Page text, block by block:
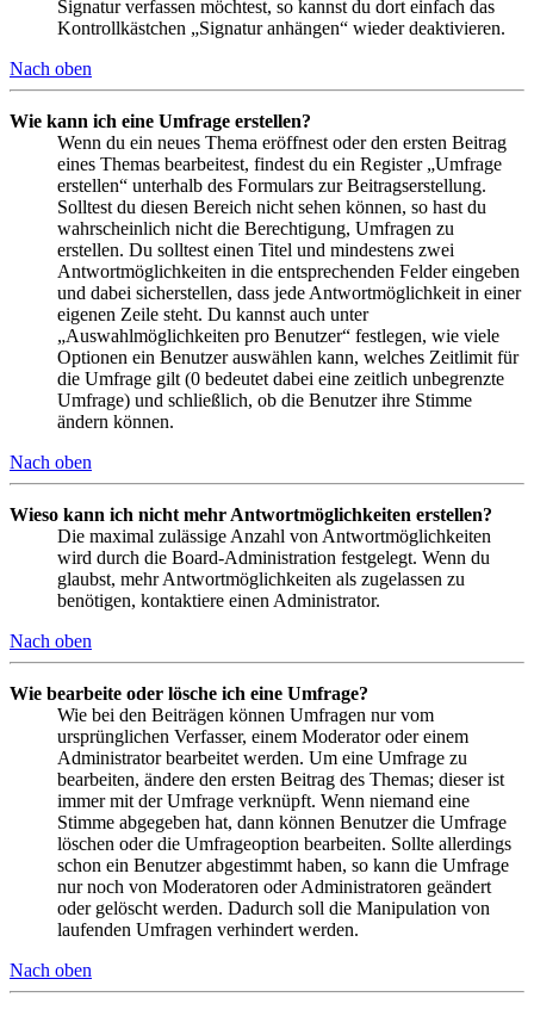
Signatur verfassen möchtest, so kannst du dort einfach das
Kontrollkästchen „Signatur anhängen“ wieder deaktivieren.
Nach oben
Wie kann ich eine Umfrage erstellen?
Wenn du ein neues Thema eröffnest oder den ersten Beitrag
eines Themas bearbeitest, findest du ein Register „Umfrage
erstellen“ unterhalb des Formulars zur Beitragserstellung.
Solltest du diesen Bereich nicht sehen können, so hast du
wahrscheinlich nicht die Berechtigung, Umfragen zu
erstellen. Du solltest einen Titel und mindestens zwei
Antwortmöglichkeiten in die entsprechenden Felder eingeben
und dabei sicherstellen, dass jede Antwortmöglichkeit in einer
eigenen Zeile steht. Du kannst auch unter
„Auswahlmöglichkeiten pro Benutzer“ festlegen, wie viele
Optionen ein Benutzer auswählen kann, welches Zeitlimit für
die Umfrage gilt (0 bedeutet dabei eine zeitlich unbegrenzte
Umfrage) und schließlich, ob die Benutzer ihre Stimme
ändern können.
Nach oben
Wieso kann ich nicht mehr Antwortmöglichkeiten erstellen?
Die maximal zulässige Anzahl von Antwortmöglichkeiten
wird durch die Board-Administration festgelegt. Wenn du
glaubst, mehr Antwortmöglichkeiten als zugelassen zu
benötigen, kontaktiere einen Administrator.
Nach oben
Wie bearbeite oder lösche ich eine Umfrage?
Wie bei den Beiträgen können Umfragen nur vom
ursprünglichen Verfasser, einem Moderator oder einem
Administrator bearbeitet werden. Um eine Umfrage zu
bearbeiten, ändere den ersten Beitrag des Themas; dieser ist
immer mit der Umfrage verknüpft. Wenn niemand eine
Stimme abgegeben hat, dann können Benutzer die Umfrage
löschen oder die Umfrageoption bearbeiten. Sollte allerdings
schon ein Benutzer abgestimmt haben, so kann die Umfrage
nur noch von Moderatoren oder Administratoren geändert
oder gelöscht werden. Dadurch soll die Manipulation von
laufenden Umfragen verhindert werden.
Nach oben